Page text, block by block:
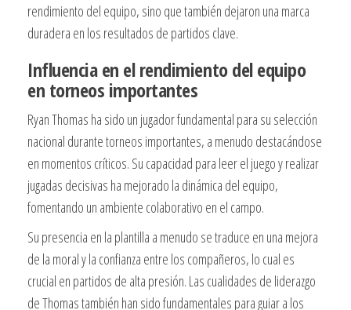
rendimiento del equipo, sino que también dejaron una marca
duradera en los resultados de partidos clave.
Influencia en el rendimiento del equipo
en torneos importantes
Ryan Thomas ha sido un jugador fundamental para su selección
nacional durante torneos importantes, a menudo destacándose
en momentos críticos. Su capacidad para leer el juego y realizar
jugadas decisivas ha mejorado la dinámica del equipo,
fomentando un ambiente colaborativo en el campo.
Su presencia en la plantilla a menudo se traduce en una mejora
de la moral y la confianza entre los compañeros, lo cual es
crucial en partidos de alta presión. Las cualidades de liderazgo
de Thomas también han sido fundamentales para guiar a los